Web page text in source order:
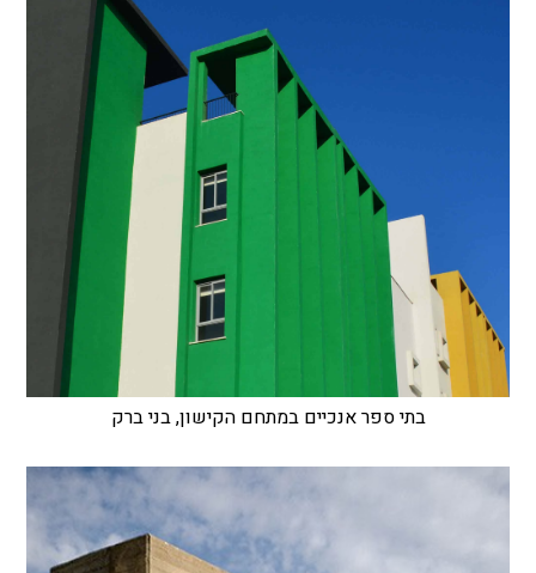
בתי ספר אנכיים במתחם הקישון, בני ברק